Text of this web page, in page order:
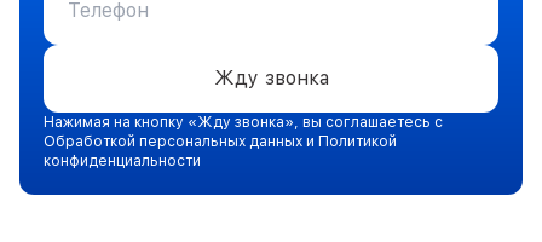
Жду звонка
Нажимая на кнопку «Жду звонка», вы соглашаетесь с
Обработкой персональных данных и Политикой
конфиденциальности